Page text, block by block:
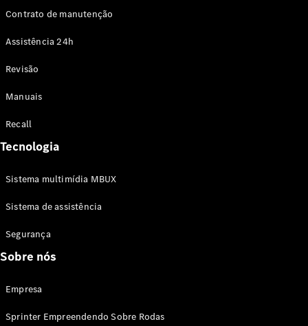
logística
Social
Contrato de manutenção
Assistência 24h
Revisão
Manuais
Recall
Tecnologia
Sistema multimídia MBUX
Sistema de assistência
Segurança
Sobre nós
Empresa
Sprinter Empreendendo Sobre Rodas